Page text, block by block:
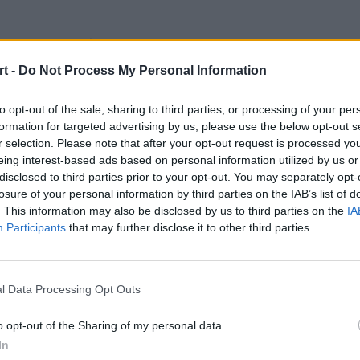
- Do Not Process My Personal Information
opt-out of the sale, sharing to third parties, or processing of your
for targeted advertising by us, please use the below opt-out
selection. Please note that after your opt-out request is processed
interest-based ads based on personal information utilized by us
to third parties prior to your opt-out. You may separately
of your personal information by third parties on the IAB’s list of
This information may also be disclosed by us to third parties on the
Participants that may further disclose it to other third parties.
Data Processing Opt Outs
opt-out of the Sharing of my personal data.
powróciły! W inaugurującym nowy sezon League of
grupowych. Co ważne dla polskich kibiców, w
niepokonanym zespołem w grupie B.
Teamem Liquid. Przez długi czas to właśnie skład
Taka sytuacja utrzymywała się do około 32. minuty,
i spółka przejęli inicjatywę, sukcesywnie dążąc do
w tym meczu grał Xin Zhao wypracował KDA na
meczu swojej ekipy w LCS 2022 Lock In. W starciu z CLG
spotkania zgarnął dla swojej drużyny smoka, a w
Evil Geniuses. CLG na tle rywala wyglądało dość